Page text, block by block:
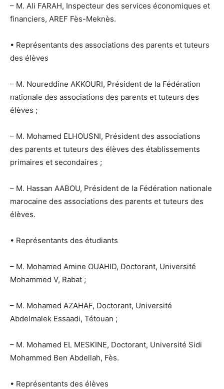
– M. Ali FARAH, Inspecteur des services économiques et
financiers, AREF Fès-Meknès.
• Représentants des associations des parents et tuteurs
des élèves
– M. Noureddine AKKOURI, Président de la Fédération
nationale des associations des parents et tuteurs des
élèves ;
– M. Mohamed ELHOUSNI, Président des associations
des parents et tuteurs des élèves des établissements
primaires et secondaires ;
– M. Hassan AABOU, Président de la Fédération nationale
marocaine des associations des parents et tuteurs des
élèves.
• Représentants des étudiants
– M. Mohamed Amine OUAHID, Doctorant, Université
Mohammed V, Rabat ;
– M. Mohamed AZAHAF, Doctorant, Université
Abdelmalek Essaadi, Tétouan ;
– M. Mohamed EL MESKINE, Doctorant, Université Sidi
Mohammed Ben Abdellah, Fès.
• Représentants des élèves